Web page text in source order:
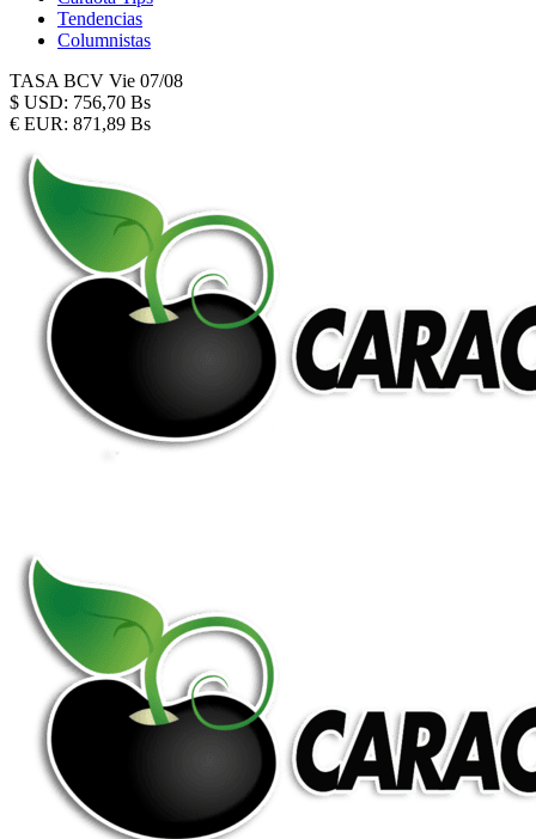
Tendencias
Columnistas
TASA BCV Vie 07/08
$ USD: 756,70 Bs
€ EUR: 871,89 Bs